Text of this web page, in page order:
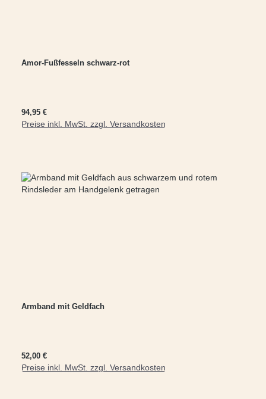
Amor-Fußfesseln schwarz-rot
Regulärer Preis:
94,95 €
Preise inkl. MwSt. zzgl. Versandkosten
In den Warenkorb
Armband mit Geldfach
Regulärer Preis:
52,00 €
Preise inkl. MwSt. zzgl. Versandkosten